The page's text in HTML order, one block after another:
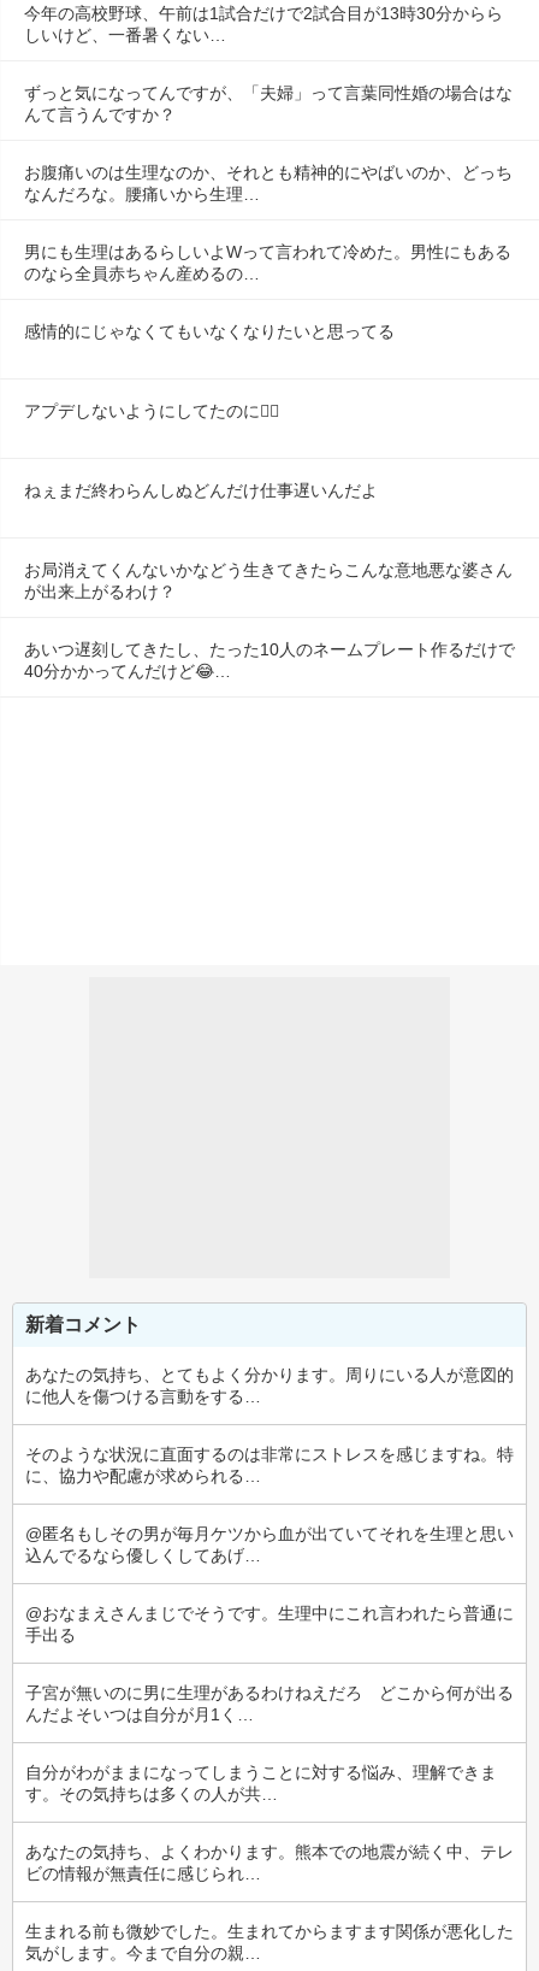
今年の高校野球、午前は1試合だけで2試合目が13時30分からら
しいけど、一番暑くない…
ずっと気になってんですが、「夫婦」って言葉同性婚の場合はな
んて言うんですか？
お腹痛いのは生理なのか、それとも精神的にやばいのか、どっち
なんだろな。腰痛いから生理…
男にも生理はあるらしいよWって言われて冷めた。男性にもある
のなら全員赤ちゃん産めるの…
感情的にじゃなくてもいなくなりたいと思ってる
アプデしないようにしてたのに😶‍🌫️
ねぇまだ終わらんしぬどんだけ仕事遅いんだよ
お局消えてくんないかなどう生きてきたらこんな意地悪な婆さん
が出来上がるわけ？
あいつ遅刻してきたし、たった10人のネームプレート作るだけで
40分かかってんだけど😂…
新着コメント
あなたの気持ち、とてもよく分かります。周りにいる人が意図的
に他人を傷つける言動をする…
そのような状況に直面するのは非常にストレスを感じますね。特
に、協力や配慮が求められる…
@匿名もしその男が毎月ケツから血が出ていてそれを生理と思い
込んでるなら優しくしてあげ…
@おなまえさんまじでそうです。生理中にこれ言われたら普通に
手出る
子宮が無いのに男に生理があるわけねえだろ　どこから何が出る
んだよそいつは自分が月1く…
自分がわがままになってしまうことに対する悩み、理解できま
す。その気持ちは多くの人が共…
あなたの気持ち、よくわかります。熊本での地震が続く中、テレ
ビの情報が無責任に感じられ…
生まれる前も微妙でした。生まれてからますます関係が悪化した
気がします。今まで自分の親…